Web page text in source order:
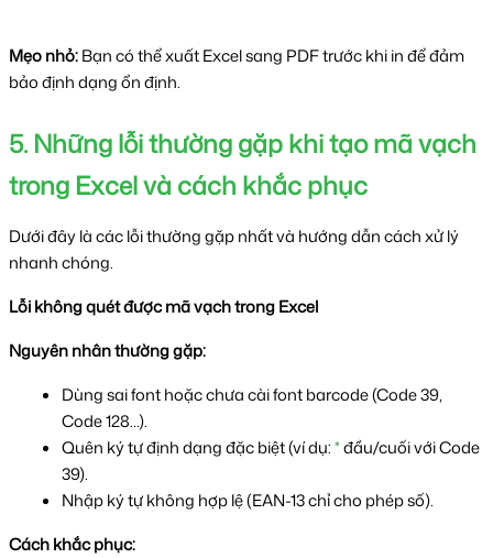
Mẹo nhỏ:Bạn có thể xuất Excel sang PDF trước khi in để đảm
bảo định dạng ổn định.
5. Những lỗi thường gặp khi tạo mã vạch
trong Excel và cách khắc phục
Dưới đây là các lỗi thường gặp nhất và hướng dẫn cách xử lý
nhanh chóng.
Lỗi không quét được mã vạch trong Excel
Nguyên nhân thường gặp:
Dùng sai font hoặc chưa cài font barcode (Code 39,
Code 128…).
Quên ký tự định dạng đặc biệt (ví dụ: * đầu/cuối với Code
39).
Nhập ký tự không hợp lệ (EAN-13 chỉ cho phép số).
Cách khắc phục: